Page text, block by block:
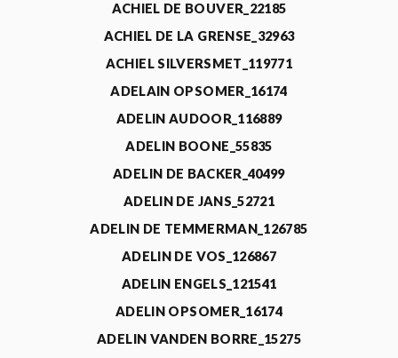
ACHIEL DE BOUVER_22185
ACHIEL DE LA GRENSE_32963
ACHIEL SILVERSMET_119771
ADELAIN OPSOMER_16174
ADELIN AUDOOR_116889
ADELIN BOONE_55835
ADELIN DE BACKER_40499
ADELIN DE JANS_52721
ADELIN DE TEMMERMAN_126785
ADELIN DE VOS_126867
ADELIN ENGELS_121541
ADELIN OPSOMER_16174
ADELIN VANDEN BORRE_15275